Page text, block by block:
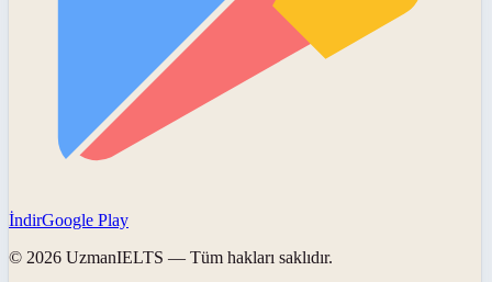
İndirGoogle Play
© 2026 UzmanIELTS — Tüm hakları saklıdır.